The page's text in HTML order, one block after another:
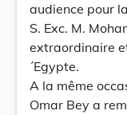
audience pour
S. Exc. M.
extraordinaire
´Egypte.
A la même
Omar Bey a